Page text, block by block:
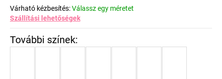
Várható kézbesítés:Válassz egy méretet
Szállítási lehetőségek